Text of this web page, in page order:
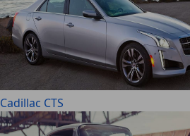
Cadillac CTS